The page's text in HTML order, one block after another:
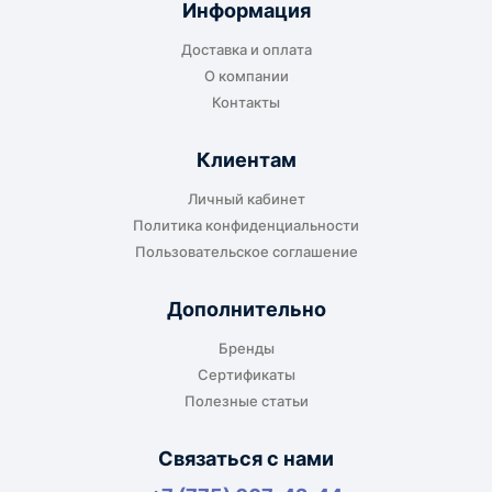
транспортной компании в городе получателя
или ближайшем доступном пункте выдачи.
До адреса клиента
Подходит, если нужно доставить
оборудование прямо на объект, склад,
габаритов груза.
Информация
Доставка и оплата
О компании
Контакты
Клиентам
Личный кабинет
Политика конфиденциальности
Пользовательское соглашение
Дополнительно
Бренды
Сертификаты
Полезные статьи
Связаться с нами